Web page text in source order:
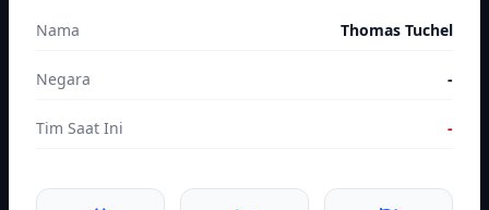
Nama Thomas Tuchel
Negara -
Tim Saat Ini -